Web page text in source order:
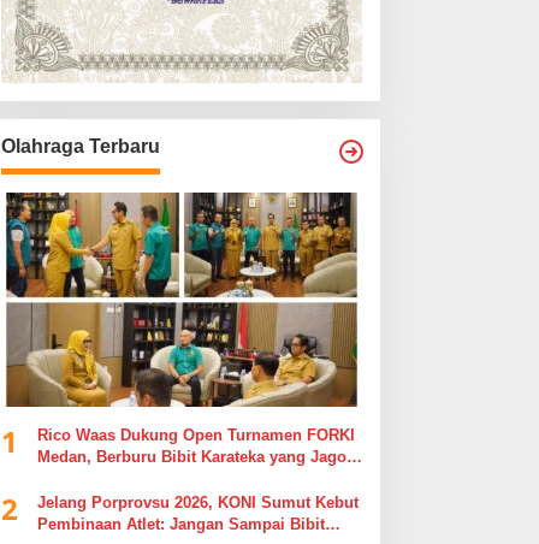
Olahraga Terbaru
1
Rico Waas Dukung Open Turnamen FORKI
Medan, Berburu Bibit Karateka yang Jago
Komentar
2
Jelang Porprovsu 2026, KONI Sumut Kebut
Pembinaan Atlet: Jangan Sampai Bibit